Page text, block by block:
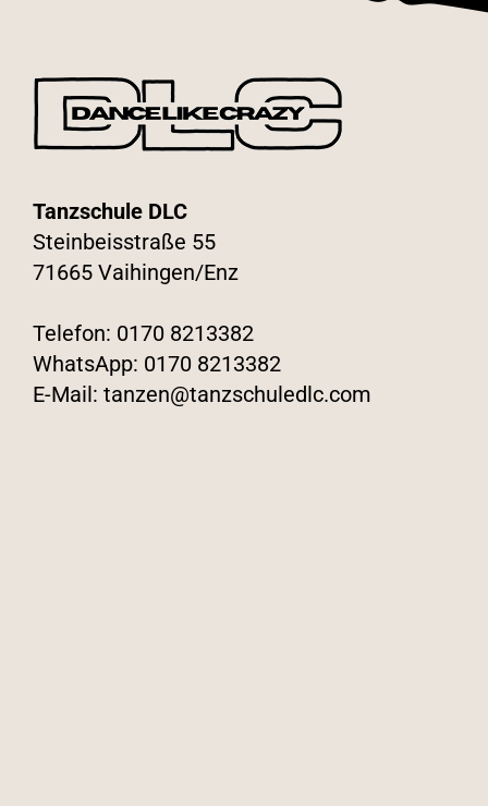
Tanzschule DLC
Steinbeisstraße 55
71665 Vaihingen/Enz
Telefon: 0170 8213382
WhatsApp: 0170 8213382
E-Mail: tanzen@tanzschuledlc.com